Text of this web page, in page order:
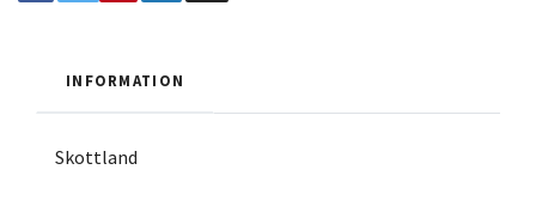
INFORMATION
Skottland